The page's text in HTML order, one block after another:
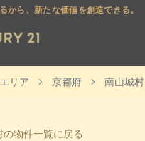
から、新たな価値を創造できる。
エリア 京都府 南山城村
の物件一覧に戻る